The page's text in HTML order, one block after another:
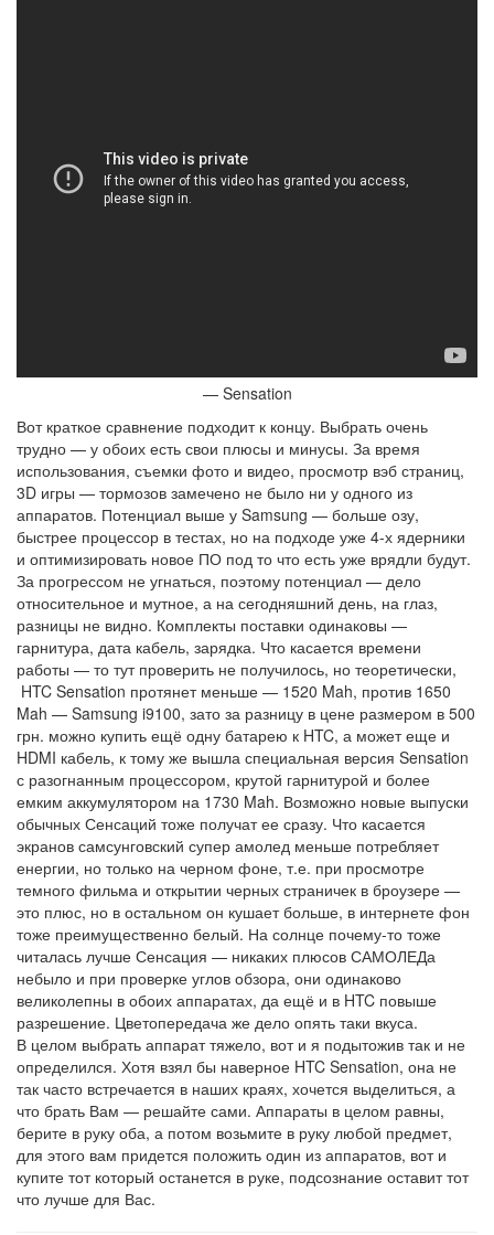
— Sensation
Вот краткое сравнение подходит к концу. Выбрать очень
трудно — у обоих есть свои плюсы и минусы. За время
использования, съемки фото и видео, просмотр вэб страниц,
3D игры — тормозов замечено не было ни у одного из
аппаратов. Потенциал выше у Samsung — больше озу,
быстрее процессор в тестах, но на подходе уже 4-х ядерники
и оптимизировать новое ПО под то что есть уже врядли будут.
За прогрессом не угнаться, поэтому потенциал — дело
относительное и мутное, а на сегодняшний день, на глаз,
разницы не видно. Комплекты поставки одинаковы —
гарнитура, дата кабель, зарядка. Что касается времени
работы — то тут проверить не получилось, но теоретически,
HTC Sensation протянет меньше — 1520 Mah, против 1650
Mah — Samsung i9100, зато за разницу в цене размером в 500
грн. можно купить ещё одну батарею к HTC, а может еще и
HDMI кабель, к тому же вышла специальная версия Sensation
с разогнанным процессором, крутой гарнитурой и более
емким аккумулятором на 1730 Mah. Возможно новые выпуски
обычных Сенсаций тоже получат ее сразу. Что касается
экранов самсунговский супер амолед меньше потребляет
енергии, но только на черном фоне, т.е. при просмотре
темного фильма и открытии черных страничек в броузере —
это плюс, но в остальном он кушает больше, в интернете фон
тоже преимущественно белый. На солнце почему-то тоже
читалась лучше Сенсация — никаких плюсов САМОЛЕДа
небыло и при проверке углов обзора, они одинаково
великолепны в обоих аппаратах, да ещё и в HTC повыше
разрешение. Цветопередача же дело опять таки вкуса.
В целом выбрать аппарат тяжело, вот и я подытожив так и не
определился. Хотя взял бы наверное HTC Sensation, она не
так часто встречается в наших краях, хочется выделиться, а
что брать Вам — решайте сами. Аппараты в целом равны,
берите в руку оба, а потом возьмите в руку любой предмет,
для этого вам придется положить один из аппаратов, вот и
купите тот который останется в руке, подсознание оставит тот
что лучше для Вас.